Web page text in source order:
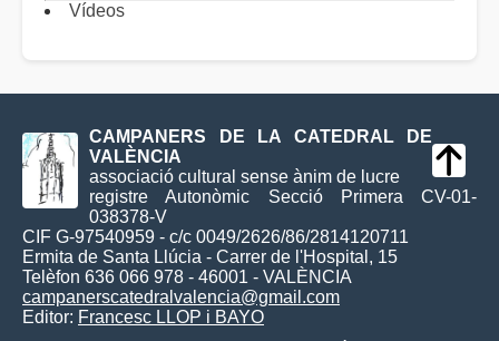
Vídeos
CAMPANERS DE LA CATEDRAL DE
VALÈNCIA
associació cultural sense ànim de lucre
registre Autonòmic Secció Primera CV-01-
038378-V
CIF G-97540959 - c/c 0049/2626/86/2814120711
Ermita de Santa Llúcia - Carrer de l'Hospital, 15
Telèfon 636 066 978 - 46001 - VALÈNCIA
campanerscatedralvalencia@gmail.com
Editor: Francesc LLOP i BAYO